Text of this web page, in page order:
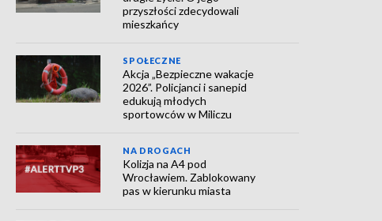
przyszłości zdecydowali
mieszkańcy
SPOŁECZNE
Akcja „Bezpieczne wakacje
2026”. Policjanci i sanepid
edukują młodych
sportowców w Miliczu
NA DROGACH
Kolizja na A4 pod
Wrocławiem. Zablokowany
pas w kierunku miasta